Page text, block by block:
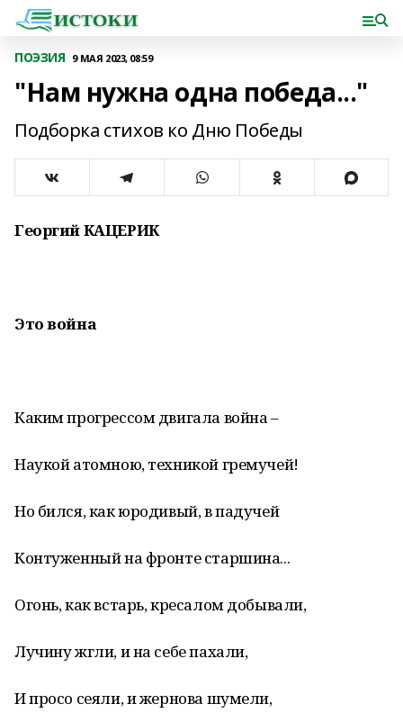
ПОЭЗИЯ 9 МАЯ 2023, 08:59
"Нам нужна одна победа..."
Подборка стихов ко Дню Победы
Георгий КАЦЕРИК
Это война
Каким прогрессом двигала война –
Наукой атомною, техникой гремучей!
Но бился, как юродивый, в падучей
Контуженный на фронте старшина...
Огонь, как встарь, кресалом добывали,
Лучину жгли, и на себе пахали,
И просо сеяли, и жернова шумели,